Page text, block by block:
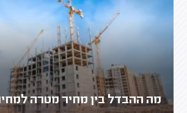
מה ההבדל בין מחיר מטרה